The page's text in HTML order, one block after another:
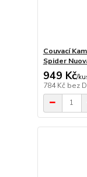
Couvací
Spider
949 Kč/
784 Kč bez